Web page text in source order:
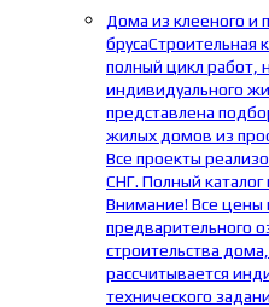
Дома из клееного и
брусаСтроительная
полный цикл работ,
индивидуального
представлена
жилых домов из
Все проекты
СНГ. Полный каталог
Внимание! Все цены
предварительного
строительства
рассчитывается
технического